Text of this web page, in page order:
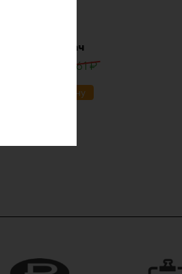
lifepo4 12в 30ач
13861₽
В корзину